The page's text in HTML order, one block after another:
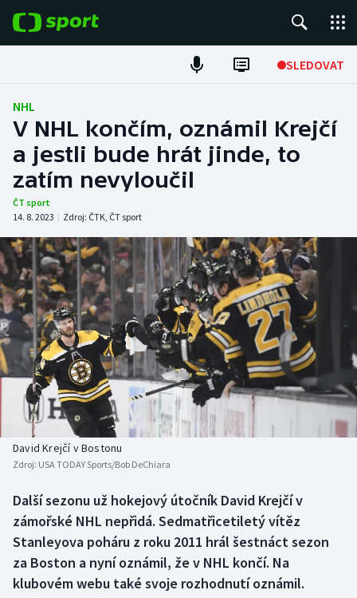
SLEDOVAT
Fotbal
Hokej
Tenis
Atletika
Cyklistika
DALŠÍ SPORTY
Americký fotbal
Baseball a softbal
Basketbal
Biatlon
Box
Curling
NEPŘEHLÉDNĚTE
Soutěže
Historické návraty
Aplikace ČT sport
NHL
V NHL končím, oznámil Krejčí
a jestli bude hrát jinde, to
zatím nevyloučil
ČT sport
14. 8. 2023 | Zdroj: ČTK, ČT sport
David Krejčí v Bostonu
Zdroj: USA TODAY Sports/Bob DeChiara
Další sezonu už hokejový útočník David Krejčí v
zámořské NHL nepřidá. Sedmatřicetiletý vítěz
Stanleyova poháru z roku 2011 hrál šestnáct sezon
za Boston a nyní oznámil, že v NHL končí. Na
klubovém webu také svoje rozhodnutí oznámil.